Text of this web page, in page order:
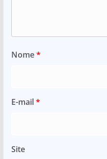
Nome*
E-mail*
Site